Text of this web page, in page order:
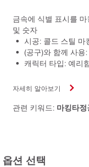
금속에 식별 표시를
및 숫자
시공: 콜드 스틸 마
(공구)와 함께 사용
캐릭터 타입: 예리
자세히 알아보기
관련 키워드: 마킹타정
옵션 선택